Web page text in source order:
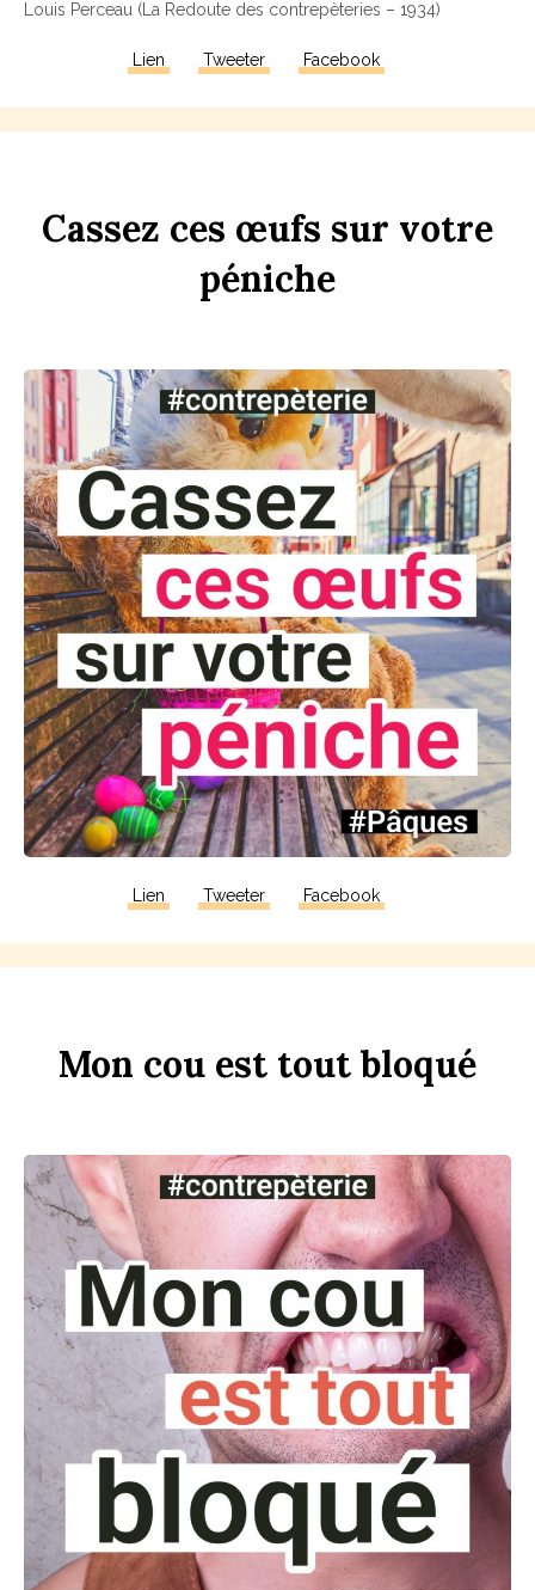
Louis Perceau (La Redoute des contrepèteries – 1934)
Lien Tweeter Facebook
Cassez ces œufs sur votre
péniche
Lien Tweeter Facebook
Mon cou est tout bloqué